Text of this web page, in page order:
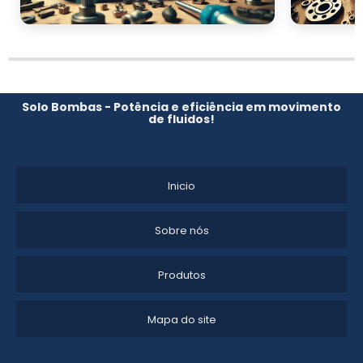
Solo Bombas - Potência e eficiência em movimento
de fluidos!
Inicio
Sobre nós
Produtos
Mapa do site